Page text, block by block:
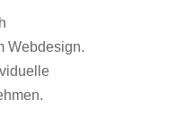
Webdesign.